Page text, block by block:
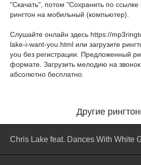
"Скачать", потом "Сохранить по ссылке
рингтон на мобильный (компьютер).
Слушайте онлайн здесь https://
lake-i-want-you.html или загрузите
you без регистрации. Предложенный
формате. Загрузить мелодию на
абсолютно бесплатно.
Другие